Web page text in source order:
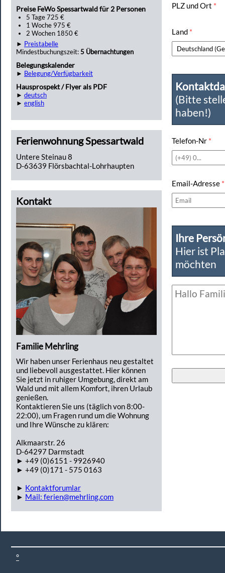
Preise FeWo Spessartwald für 2 Personen
5 Tage 725 €
1 Woche 975 €
2 Wochen 1850 €
► Preistabelle
Mindestbuchungszeit:5 Übernachtungen
Belegungskalender
► Belegung/Verfügbarkeit
Hausprospekt / Flyer als PDF
► deutsch
► english
Ferienwohnung Spessartwald
Untere Steinau 8
D-63639 Flörsbachtal-Lohrhaupten
Kontakt
Familie Mehrling
Wir haben unser Ferienhaus neu gestaltet
und liebevoll ausgestattet. Hier können
Sie jetzt in ruhiger Umgebung, direkt am
Wald und mit allem Komfort, ihren Urlaub
genießen.
Kontaktieren Sie uns (täglich von 8:00-
22:00), um Fragen rund um die Wohnung
und Ihre Wünsche zu klären:
Alkmaarstr. 26
D-64297 Darmstadt
► +49 (0)6151 - 9926940
► +49 (0)171 - 575 0163
► Kontaktforumlar
► Mail: ferien@mehrling.com
PLZ und Ort *
Land *
(Bitte
haben!)
Telefon-Nr *
Email-Adresse *
Ihre
Hier ist
möchten
°